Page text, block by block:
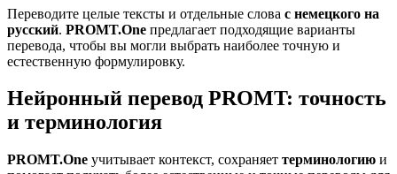
Переводите целые тексты и отдельные слова с немецкого на
русский. PROMT.One предлагает подходящие варианты
перевода, чтобы вы могли выбрать наиболее точную и
естественную формулировку.
Нейронный перевод PROMT: точность
и терминология
PROMT.One учитывает контекст, сохраняет терминологию и